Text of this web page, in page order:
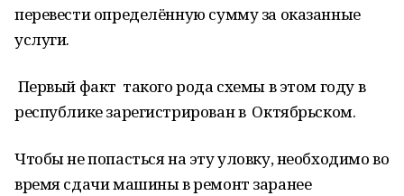
перевести определённую сумму за оказанные
услуги.
Первый факт такого рода схемы в этом году в
республике зарегистрирован в Октябрьском.
Чтобы не попасться на эту уловку, необходимо во
время сдачи машины в ремонт заранее